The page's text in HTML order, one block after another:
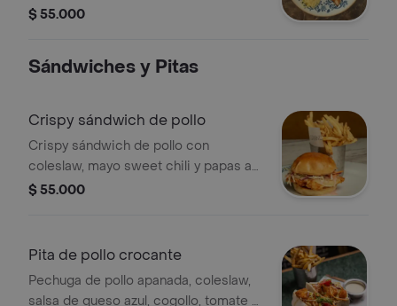
de parma de la casa y pimienta
$ 55.000
Sándwiches y Pitas
Crispy sándwich de pollo
Crispy sándwich de pollo con
coleslaw, mayo sweet chili y papas a
la francesa.
$ 55.000
Pita de pollo crocante
Pechuga de pollo apanada, coleslaw,
salsa de queso azul, cogollo, tomate y